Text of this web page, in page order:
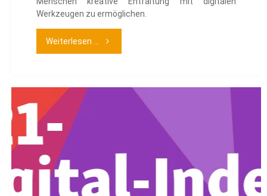
Werkzeugen zu ermöglichen.
Weiterlesen ... "Digitale